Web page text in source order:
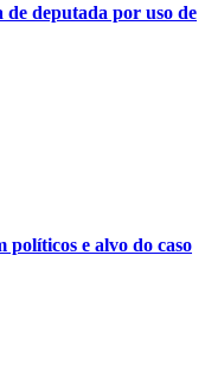
deputada por uso de
políticos e alvo do caso